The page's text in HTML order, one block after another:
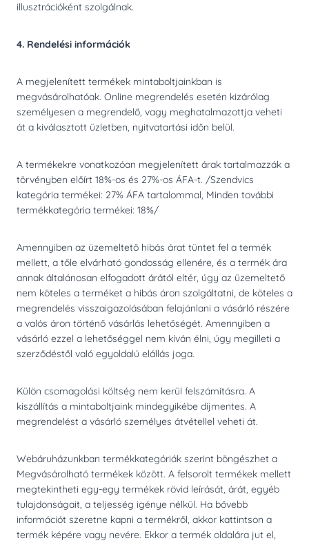
illusztrációként szolgálnak.
4. Rendelési információk
A megjelenített termékek mintaboltjainkban is
megvásárolhatóak. Online megrendelés esetén kizárólag
személyesen a megrendelő, vagy meghatalmazottja veheti
át a kiválasztott üzletben, nyitvatartási időn belül.
A termékekre vonatkozóan megjelenített árak tartalmazzák a
törvényben előírt 18%-os és 27%-os ÁFA-t. /Szendvics
kategória termékei: 27% ÁFA tartalommal, Minden további
termékkategória termékei: 18%/
Amennyiben az üzemeltető hibás árat tüntet fel a termék
mellett, a tőle elvárható gondosság ellenére, és a termék ára
annak általánosan elfogadott árától eltér, úgy az üzemeltető
nem köteles a terméket a hibás áron szolgáltatni, de köteles a
megrendelés visszaigazolásában felajánlani a vásárló részére
a valós áron történő vásárlás lehetőségét. Amennyiben a
vásárló ezzel a lehetőséggel nem kíván élni, úgy megilleti a
szerződéstől való egyoldalú elállás joga.
Külön csomagolási költség nem kerül felszámításra. A
kiszállítás a mintaboltjaink mindegyikébe díjmentes. A
megrendelést a vásárló személyes átvétellel veheti át.
Webáruházunkban termékkategóriák szerint böngészhet a
Megvásárolható termékek között. A felsorolt termékek mellett
megtekintheti egy-egy termékek rövid leírását, árát, egyéb
tulajdonságait, a teljesség igénye nélkül. Ha bővebb
információt szeretne kapni a termékről, akkor kattintson a
termék képére vagy nevére. Ekkor a termék oldalára jut el,